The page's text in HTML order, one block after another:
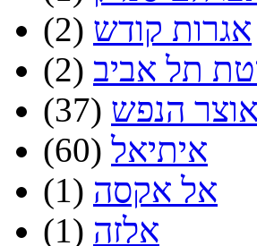
אגרות קודש (2)
תל אביב (2)
אוצר הנפש (37)
איתיאל (60)
אל אקסה (1)
אלזה (1)